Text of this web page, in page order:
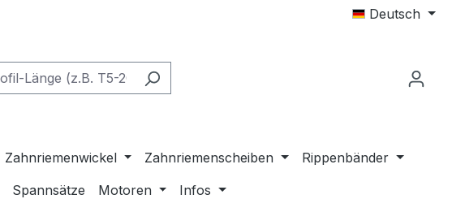
Deutsch
Zahnriemenwickel Zahnriemenscheiben
Rippenbänder
Spannsätze Motoren Infos